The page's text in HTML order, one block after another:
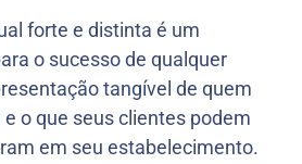
forte e distinta é um
o sucesso de qualquer
tangível de quem
o que seus clientes podem
em seu estabelecimento.